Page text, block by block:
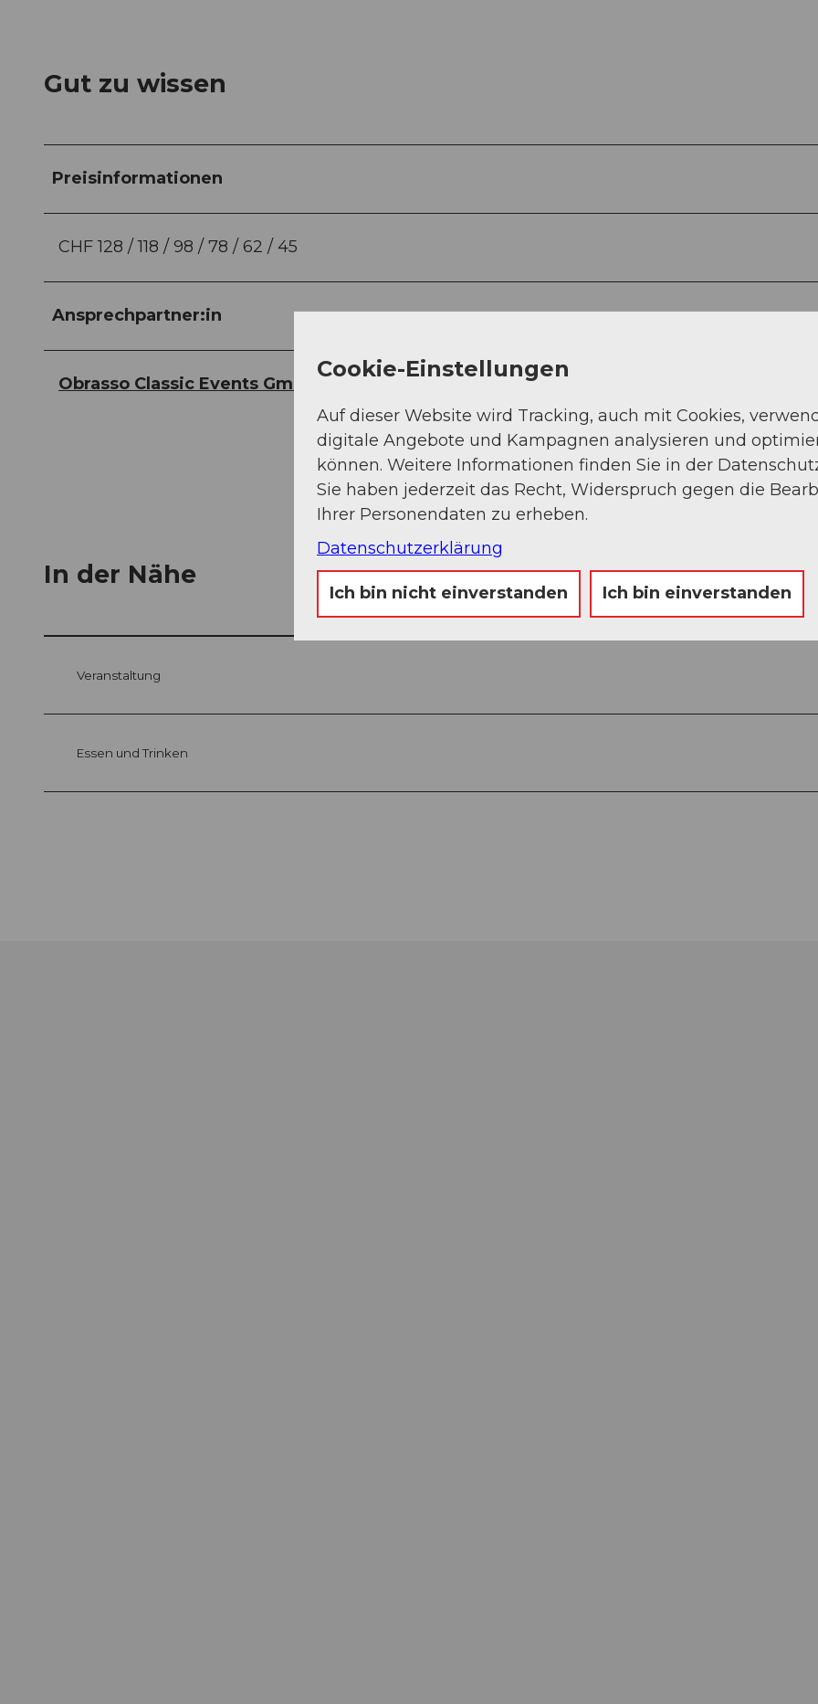
Gut zu wissen
Preisinformationen
CHF 128 / 118 / 98 / 78 / 62 / 45
Ansprechpartner:in
Obrasso Classic Events GmbH
In der Nähe Auf der Karte
Veranstaltung
Essen und Trinken
Cookie-Einstellungen
Auf dieser Website wird Tracking, auch mit Cookies,
digitale Angebote und Kampagnen analysieren und
können. Weitere Informationen finden Sie in der
Sie haben jederzeit das Recht, Widerspruch gegen die
Ihrer Personendaten zu erheben.
Datenschutzerklärung
Ich bin nicht einverstanden Ich bin einverstanden